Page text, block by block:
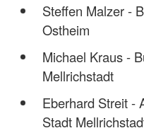
Steffen Malzer -
Ostheim
Michael Kraus -
Mellrichstadt
Eberhard Streit -
Stadt